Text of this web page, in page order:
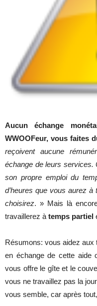
Aucun échange
WWOOFeur, vous faites
reçoivent aucune
échange de leurs services.
son propre emploi du
d’heures que vous aurez à
choisirez. » Mais là
travaillerez à temps partiel
Résumons: vous aidez aux
en échange de cette aide
vous offre le gîte et le
vous ne travaillez pas la
vous semble, car après